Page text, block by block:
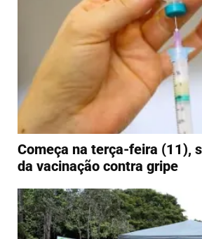
Começa na terça-feira (11),
da vacinação contra gripe